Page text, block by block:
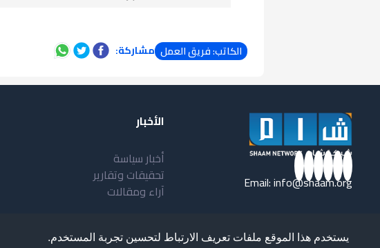
يستخدم هذا الموقع ملفات تعريف الارتباط لتحسين تجربة المستخدم.
الكاتب: فريق العمل مشاركة:
Email:info@shaam.org
الأخبار
أخبار سياسة
تحقيقات وتقارير
آراء ومقالات